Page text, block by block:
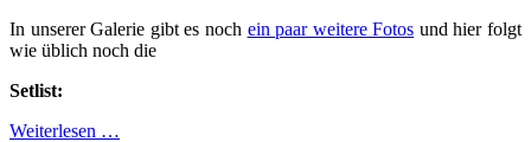
In unserer Galerie gibt es noch ein paar weitere Fotos und hier folgt
wie üblich noch die
Setlist:
Weiterlesen …